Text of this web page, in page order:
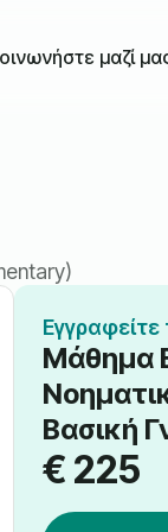
μαζί
Μάθημα
Βασική
€ 225